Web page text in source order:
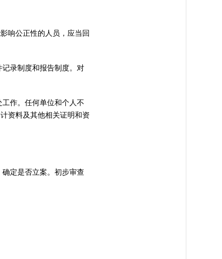
响公正性的人员 ， 应当回
录制度和报告制度。对
工作。 任何单位和个人不
资料及其他相关证明和资
确定是否立案。 初步审查